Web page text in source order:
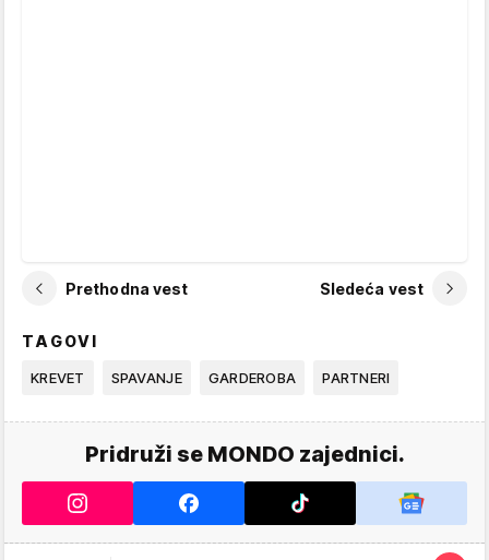
Prethodna vest Sledeća vest
TAGOVI
KREVET SPAVANJE GARDEROBA PARTNERI
Pridruži se MONDO zajednici.